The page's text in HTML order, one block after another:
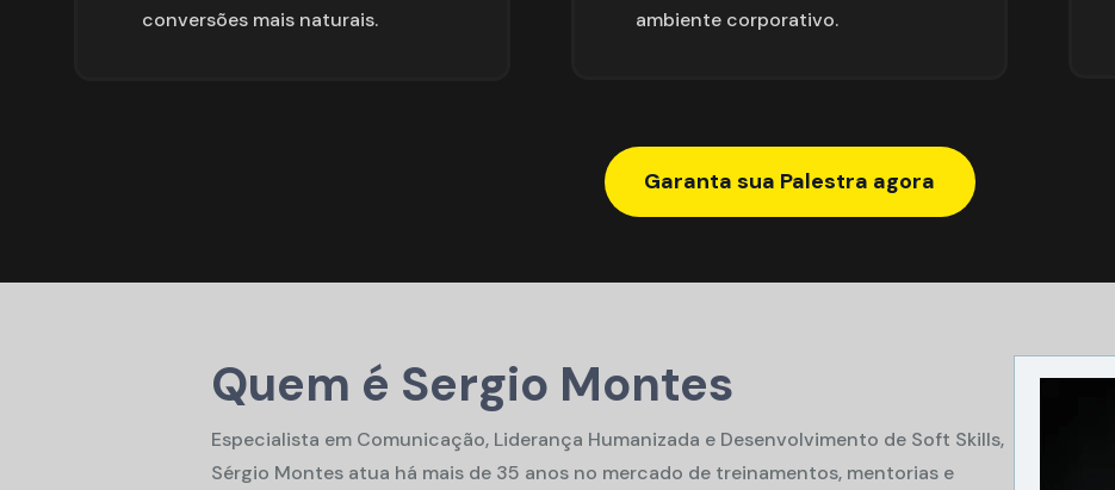
conversões mais naturais.
ambiente corporativo.
Garanta sua Palestra agora
Quem é Sergio Montes
Especialista em Comunicação, Liderança Humanizada e Desenvolvimento de Soft Skills,
Sérgio Montes atua há mais de 35 anos no mercado de treinamentos, mentorias e